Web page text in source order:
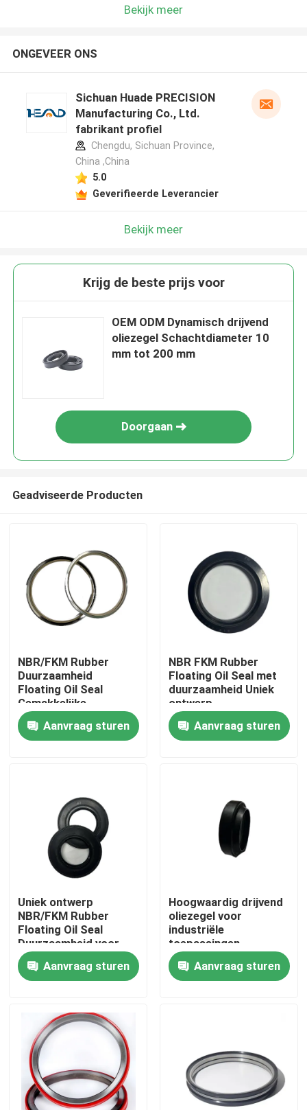
Thuis
Over ons
Fabrieksreis
Contacteer ons
Vraag een offerte aan
rubberolieverbinding
Roterende olieverbinding
Drijvende olieverbinding
Bekijk meer
ONGEVEER ONS
Sichuan Huade PRECISION
Manufacturing Co., Ltd.
fabrikant profiel
Chengdu, Sichuan Province,
China ,China
5.0
Geverifieerde Leverancier
Bekijk meer
Krijg de beste prijs voor
OEM ODM Dynamisch drijvend
oliezegel Schachtdiameter 10
mm tot 200 mm
Doorgaan
Geadviseerde Producten
NBR/FKM Rubber
Duurzaamheid
Floating Oil Seal
Gemakkelijke
installatie voor een
breed
temperatuurbereik
Aanvraag sturen
NBR FKM Rubber
Floating Oil Seal met
duurzaamheid Uniek
ontwerp
Aanvraag sturen
Uniek ontwerp
NBR/FKM Rubber
Floating Oil Seal
Duurzaamheid voor
versnelling
Aanvraag sturen
Hoogwaardig drijvend
oliezegel voor
industriële
toepassingen
Aanvraag sturen